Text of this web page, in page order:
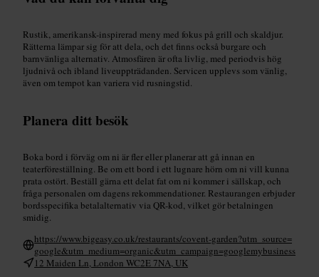
Rustik, amerikansk-inspirerad meny med fokus på grill och skaldjur.
Rätterna lämpar sig för att dela, och det finns också burgare och
barnvänliga alternativ. Atmosfären är ofta livlig, med periodvis hög
ljudnivå och ibland liveuppträdanden. Servicen upplevs som vänlig,
även om tempot kan variera vid rusningstid.
Planera ditt besök
Boka bord i förväg om ni är fler eller planerar att gå innan en
teaterföreställning. Be om ett bord i ett lugnare hörn om ni vill kunna
prata ostört. Beställ gärna ett delat fat om ni kommer i sällskap, och
fråga personalen om dagens rekommendationer. Restaurangen erbjuder
bordsspecifika betalalternativ via QR-kod, vilket gör betalningen
smidig.
https://www.bigeasy.co.uk/restaurants/covent-garden?utm_source=
google&utm_medium=organic&utm_campaign=googlemybusiness
12 Maiden Ln, London WC2E 7NA, UK